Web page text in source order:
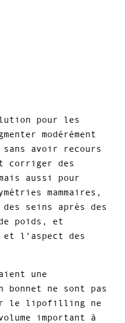
pour les
modérément
avoir recours
corriger des
aussi pour
mammaires,
seins après des
poids, et
l’aspect des
une
bonnet ne sont pas
le lipofilling ne
important à